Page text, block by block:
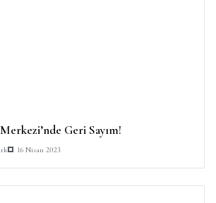
Geri Sayım!
16 Nisan 2023